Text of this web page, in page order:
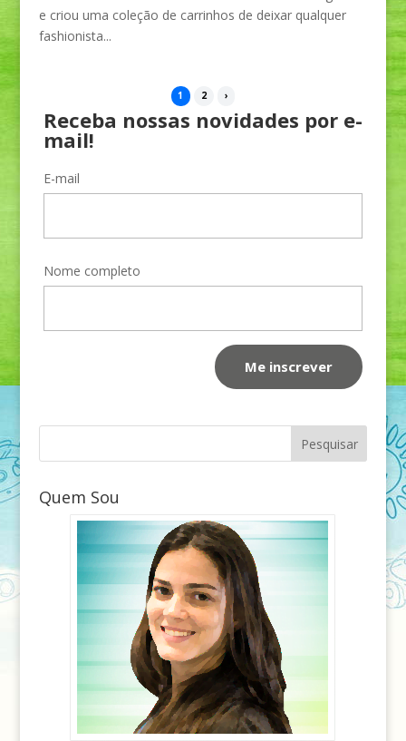
e criou uma coleção de carrinhos de deixar qualquer
fashionista...
1 2 ›
Receba nossas novidades por e-
mail!
E-mail
Nome completo
Quem Sou